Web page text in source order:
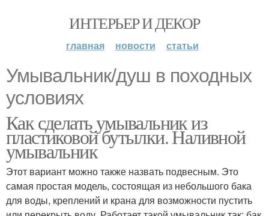
ИНТЕРЬЕР И ДЕКОР
главная новости статьи
Умывальник/душ в походных
условиях
Как сделать умывальник из
пластиковой бутылки. Наливной
умывальник
Этот вариант можно также назвать подвесным. Это
самая простая модель, состоящая из небольшого бака
для воды, креплений и крана для возможности пустить